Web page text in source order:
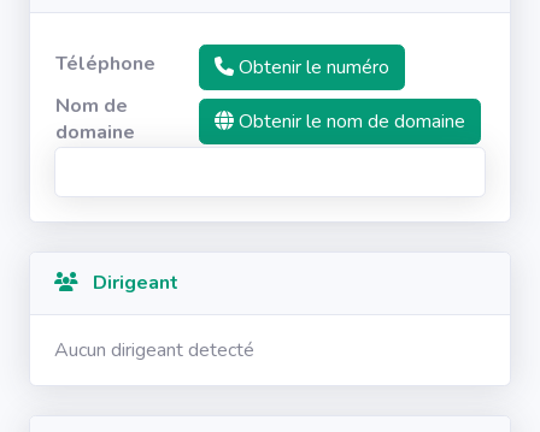
Téléphone
Obtenir le numéro
Nom de
domaine
Obtenir le nom de domaine
Dirigeant
Aucun dirigeant detecté